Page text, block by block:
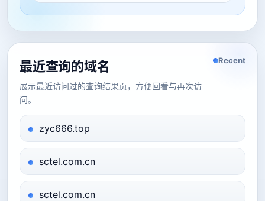
最近查询的域名
展示最近访问过的查询结果页，方便回看与再次访
问。
Recent
zyc666.top
sctel.com.cn
sctel.com.cn